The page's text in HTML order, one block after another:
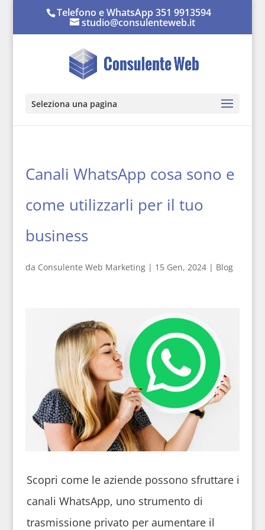
Telefono e WhatsApp 351 9913594
studio@consulenteweb.it
Seleziona una pagina
Canali WhatsApp cosa sono e
come utilizzarli per il tuo
business
da Consulente Web Marketing| 15 Gen, 2024| Blog
Scopri come le aziende possono sfruttare i
canali WhatsApp, uno strumento di
trasmissione privato per aumentare il